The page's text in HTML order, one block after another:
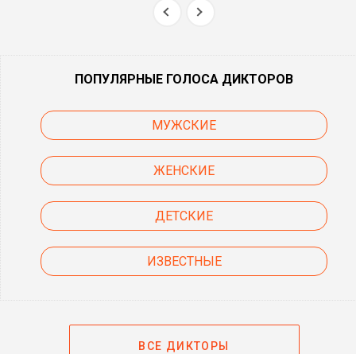
ПОПУЛЯРНЫЕ ГОЛОСА ДИКТОРОВ
МУЖСКИЕ
ЖЕНСКИЕ
ДЕТСКИЕ
ИЗВЕСТНЫЕ
ВСЕ ДИКТОРЫ